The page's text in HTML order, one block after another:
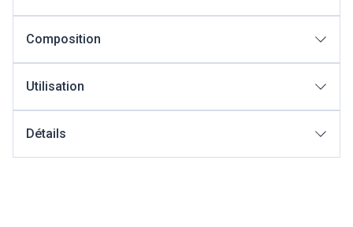
Composition
Utilisation
Détails